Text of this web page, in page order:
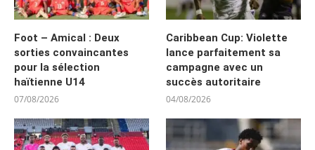
Foot – Amical : Deux
sorties convaincantes
pour la sélection
haïtienne U14
07/08/2026
Caribbean Cup: Violette
lance parfaitement sa
campagne avec un
succès autoritaire
04/08/2026